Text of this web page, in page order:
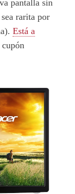
pantalla sin
rarita por
Está a